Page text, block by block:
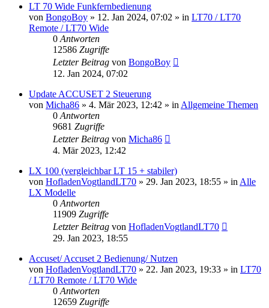
LT 70 Wide Funkfernbedienung
von BongoBoy » 12. Jan 2024, 07:02 » in LT70 / LT70
Remote / LT70 Wide
0 Antworten
12586 Zugriffe
Letzter Beitrag von BongoBoy
12. Jan 2024, 07:02
Update ACCUSET 2 Steuerung
von Micha86 » 4. Mär 2023, 12:42 » in Allgemeine Themen
0 Antworten
9681 Zugriffe
Letzter Beitrag von Micha86
4. Mär 2023, 12:42
LX 100 (vergleichbar LT 15 + stabiler)
von HofladenVogtlandLT70 » 29. Jan 2023, 18:55 » in Alle
LX Modelle
0 Antworten
11909 Zugriffe
Letzter Beitrag von HofladenVogtlandLT70
29. Jan 2023, 18:55
Accuset/ Accuset 2 Bedienung/ Nutzen
von HofladenVogtlandLT70 » 22. Jan 2023, 19:33 » in LT70
/ LT70 Remote / LT70 Wide
0 Antworten
12659 Zugriffe